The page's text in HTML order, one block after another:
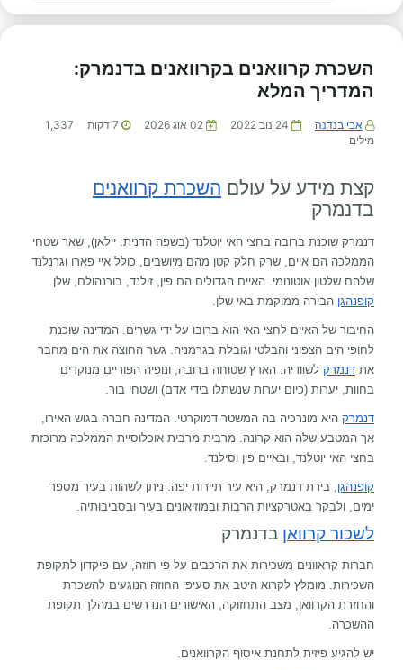
השכרת קרוואנים בקרוואנים בדנמרק:
המדריך המלא
אבי בנדנה 24 נוב 2022 02 אוג 2026 7 דקות
1,337
מילים
קצת מידע על עולם השכרת קרוואנים
בדנמרק
דנמרק שוכנת ברובה בחצי האי יוטלנד (בשפה הדנית: יילאן), שאר שטחי
הממלכה הם איים, שרק חלק קטן מהם מיושבים, כולל איי פארו וגרנלנד
שלהם שלטון אוטונומי. האיים הגדולים הם פין, זילנד, בורנהולם, שלן.
קופנהגן הבירה ממוקמת באי שלן.
החיבור של האיים לחצי האי הוא ברובו על ידי גשרים. המדינה שוכנת
לחופי הים הצפוני והבלטי וגובלת בגרמניה. גשר החוצה את הים מחבר
את דנמרק לשוודיה. הארץ שטוחה ברובה, ונופיה הפוריים מנוקדים
בחוות, יערות (כיום יערות שנשתלו בידי אדם) ושטחי בור.
דנמרק היא מונרכיה בה המשטר דמוקרטי. המדינה חברה בגוש האירו,
אך המטבע שלה הוא קרונה. מרבית מרבית אוכלוסיית הממלכה מרוכזת
בחצי האי יוטלנד, ובאיים פין וסילנד.
קופנהגן, בירת דנמרק, היא עיר תיירות יפה. ניתן לשהות בעיר מספר
ימים, ולבקר באטרקציות הרבות ובמוזיאונים בעיר ובסביבותיה.
לשכור קרוואן בדנמרק
חברות קראוונים משכירות את הרכבים על פי חוזה, עם פיקדון לתקופת
השכירות. מומלץ לקרוא היטב את סעיפי החוזה הנוגעים להשכרת
והחזרת הקרוואן, מצב התחזוקה, האישורים הנדרשים במהלך תקופת
ההשכרה.
יש להגיע פיזית לתחנת איסוף הקרוואנים.